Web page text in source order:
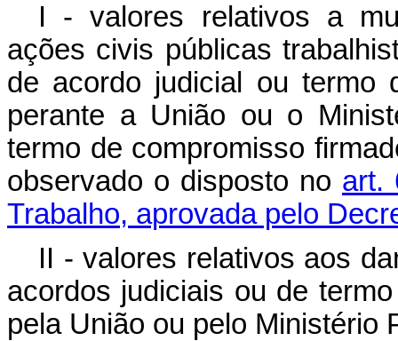
I - valores relativos a
ações civis públicas
de acordo judicial ou termo
perante a União ou o
termo de compromisso
observado o disposto no art.
Trabalho, aprovada pelo
II - valores relativos aos
acordos judiciais ou de
pela União ou pelo Ministério